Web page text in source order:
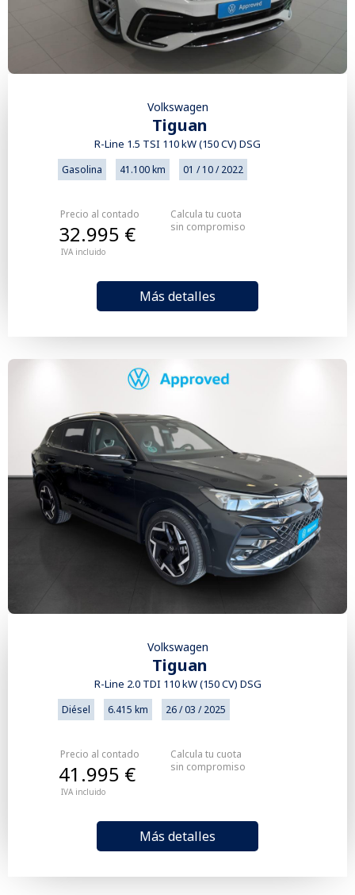
Volkswagen
Tiguan
R-Line 1.5 TSI 110 kW (150 CV) DSG
Gasolina 41.100 km 01 / 10 / 2022
Precio al contado
IVA incluido
32.995 €
Más detalles
Calcula tu cuota
sin compromiso
Volkswagen
Tiguan
R-Line 2.0 TDI 110 kW (150 CV) DSG
Diésel 6.415 km 26 / 03 / 2025
Precio al contado
IVA incluido
41.995 €
Más detalles
Calcula tu cuota
sin compromiso